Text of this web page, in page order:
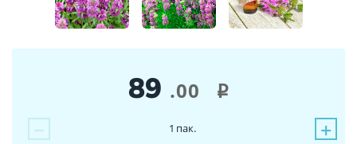
89 .00 i
− +
1 пак.